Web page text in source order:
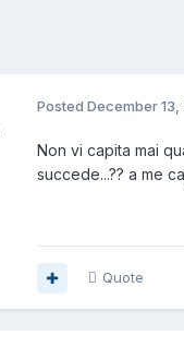
Posted December
Non vi capita mai
succede...?? a me
Quote